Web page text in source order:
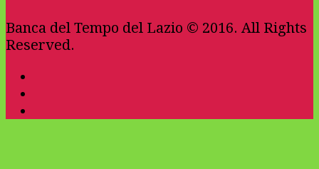
Banca del Tempo del Lazio © 2016. All Rights
Reserved.